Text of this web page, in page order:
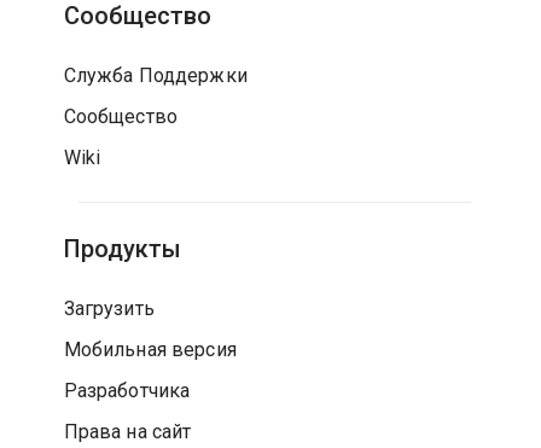
Сообщество
Служба Поддержки
Сообщество
Wiki
Продукты
Загрузить
Мобильная версия
Разработчика
Права на сайт